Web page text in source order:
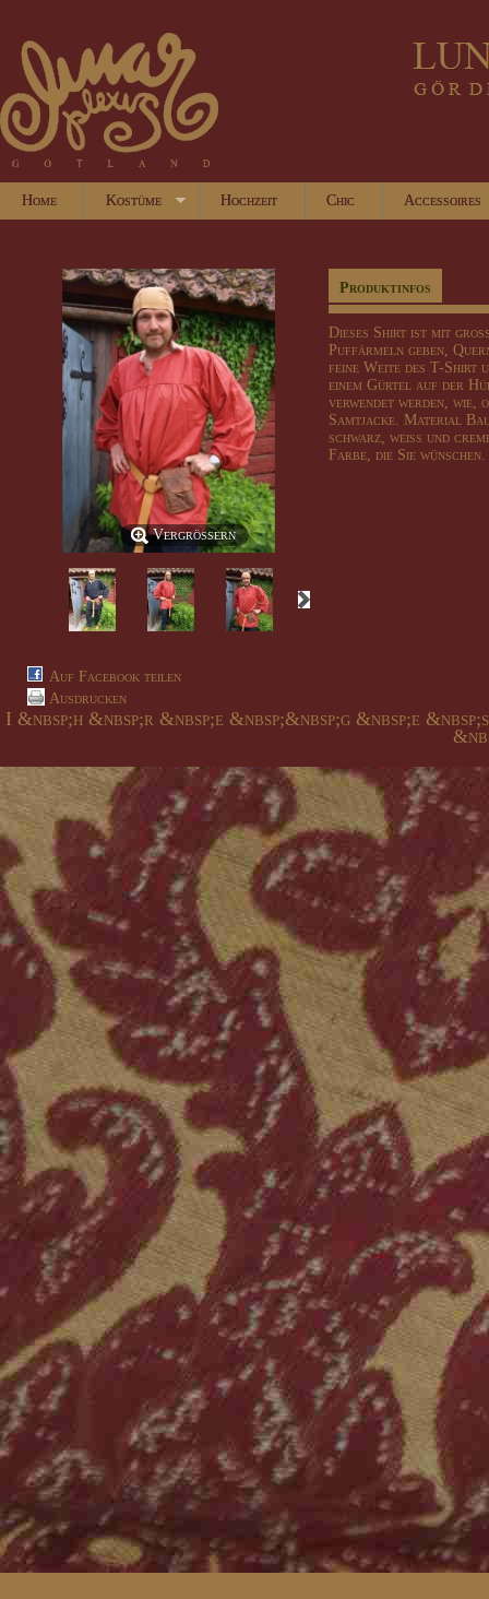
Home Kostüme Hochzeit Chic Accessoires
Vergrößern
Auf Facebook teilen
Ausdrucken
Produktinfos
Dieses Shirt ist mit
Puffärmeln geben,
feine Weite des T-Shirt
einem Gürtel auf der
verwendet werden, wie,
Samtjacke. Material
schwarz, weiß und
Farbe, die Sie wünschen.
I &nbsp;h &nbsp;r &nbsp;e &nbsp;&nbsp;g &nbsp;e